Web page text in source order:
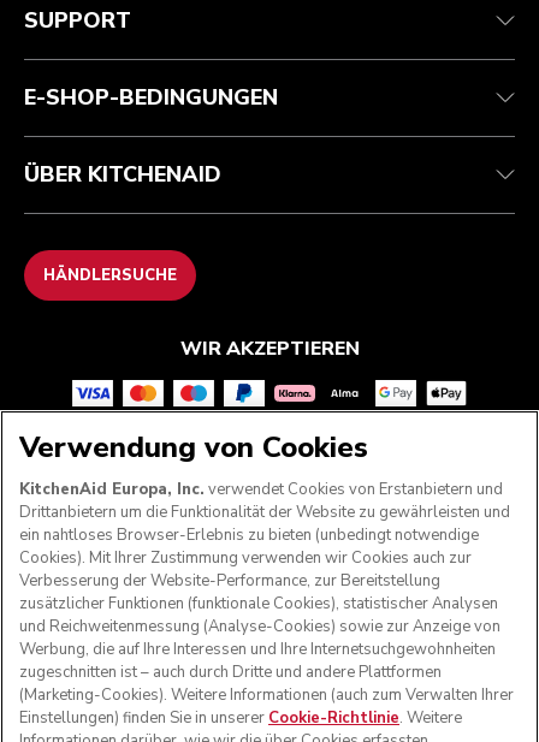
Verfolgen Sie Ihre Bestellung
Garantie und Dokumente
Häufig gestellte fragen
Rückgaben und Erstattungen
Impressum
ODR
SUPPORT
E-SHOP-BEDINGUNGEN
ÜBER KITCHENAID
HÄNDLERSUCHE
WIR AKZEPTIEREN
FOLGEN SIE UNS
Verwendung von Cookies
KitchenAid Europa, Inc. verwendet Cookies von Erstanbietern und
Drittanbietern um die Funktionalität der Website zu gewährleisten und
ein nahtloses Browser-Erlebnis zu bieten (unbedingt notwendige
Cookies). Mit Ihrer Zustimmung verwenden wir Cookies auch zur
Verbesserung der Website-Performance, zur Bereitstellung
zusätzlicher Funktionen (funktionale Cookies), statistischer Analysen
und Reichweitenmessung (Analyse-Cookies) sowie zur Anzeige von
Werbung, die auf Ihre Interessen und Ihre Internetsuchgewohnheiten
zugeschnitten ist – auch durch Dritte und andere Plattformen
(Marketing-Cookies). Weitere Informationen (auch zum Verwalten Ihrer
Einstellungen) finden Sie in unserer Cookie-Richtlinie. Weitere